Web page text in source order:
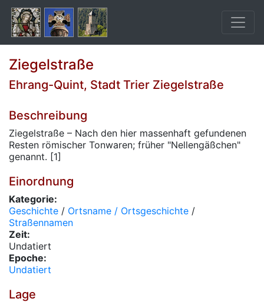
Ziegelstraße
Ehrang-Quint, Stadt Trier Ziegelstraße
Beschreibung
Ziegelstraße – Nach den hier massenhaft gefundenen
Resten römischer Tonwaren; früher "Nellengäßchen"
genannt. [1]
Einordnung
Kategorie:
Geschichte / Ortsname / Ortsgeschichte /
Straßennamen
Zeit:
Undatiert
Epoche:
Undatiert
Lage